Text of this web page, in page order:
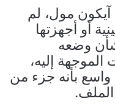
مول، لم
أو أجهزتها
وضعه
الموجهة إليه،
بأنه جزء من